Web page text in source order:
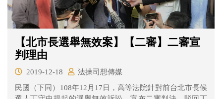
【北市長選舉無效案】【二審】二審宣
判理由
2019-12-18
法操司想傳媒
民國（下同）108年12月17日，高等法院針對前台北市長候